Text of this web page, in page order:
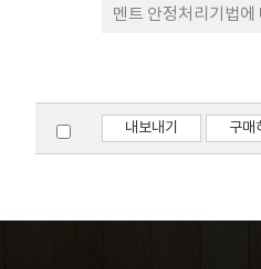
멘트 안정처리기법에
내보내기 구매